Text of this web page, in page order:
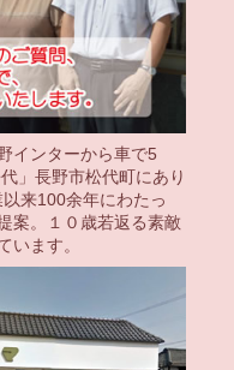
インターから車で5
」長野市松代町にあり
来100余年にわたっ
案。１０歳若返る素敵
います。